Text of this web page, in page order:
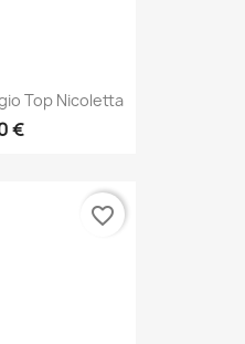
Top Nicoletta
€
favorite_border